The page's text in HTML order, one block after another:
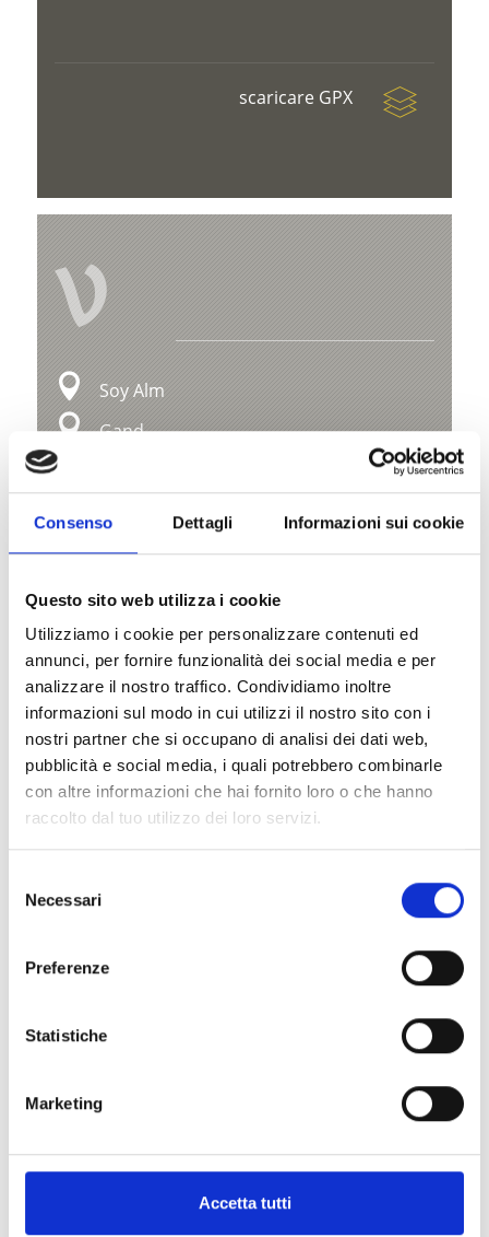
Consenso Dettagli Informazioni sui cookie
Questo sito web utilizza i cookie
Utilizziamo i cookie per personalizzare contenuti ed
annunci, per fornire funzionalità dei social media e per
analizzare il nostro traffico. Condividiamo inoltre
informazioni sul modo in cui utilizzi il nostro sito con i
nostri partner che si occupano di analisi dei dati web,
pubblicità e social media, i quali potrebbero combinarle
con altre informazioni che hai fornito loro o che hanno
raccolto dal tuo utilizzo dei loro servizi.
delNecessari
Preferenze
Statistiche
Marketing
Accetta tutti
scaricare GPX
V
Soy Alm
Gand
Mappa e profilo di elevazione